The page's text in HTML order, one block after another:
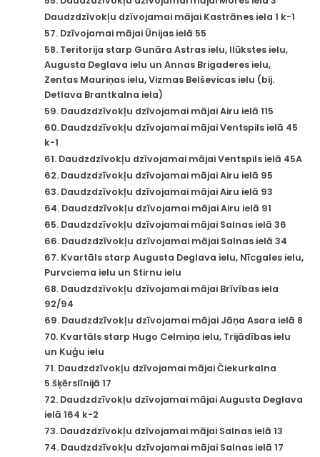
Daudzdzīvokļu dzīvojamai mājai Kastrānes iela 1 k-1
57. Dzīvojamai mājai Ūnijas ielā 55
58. Teritorija starp Gunāra Astras ielu, Ilūkstes ielu,
Augusta Deglava ielu un Annas Brigaderes ielu,
Zentas Mauriņas ielu, Vizmas Belševicas ielu (bij.
Detlava Brantkalna iela)
59. Daudzdzīvokļu dzīvojamai mājai Airu ielā 115
60. Daudzdzīvokļu dzīvojamai mājai Ventspils ielā 45
k-1
61. Daudzdzīvokļu dzīvojamai mājai Ventspils ielā 45A
62. Daudzdzīvokļu dzīvojamai mājai Airu ielā 95
63. Daudzdzīvokļu dzīvojamai mājai Airu ielā 93
64. Daudzdzīvokļu dzīvojamai mājai Airu ielā 91
65. Daudzdzīvokļu dzīvojamai mājai Salnas ielā 36
66. Daudzdzīvokļu dzīvojamai mājai Salnas ielā 34
67. Kvartāls starp Augusta Deglava ielu, Nīcgales ielu,
Purvciema ielu un Stirnu ielu
68. Daudzdzīvokļu dzīvojamai mājai Brīvības iela
92/94
69. Daudzdzīvokļu dzīvojamai mājai Jāņa Asara ielā 8
70. Kvartāls starp Hugo Celmiņa ielu, Trijādības ielu
un Kuģu ielu
71. Daudzdzīvokļu dzīvojamai mājai Čiekurkalna
5.šķērslīnijā 17
72. Daudzdzīvokļu dzīvojamai mājai Augusta Deglava
ielā 164 k-2
73. Daudzdzīvokļu dzīvojamai mājai Salnas ielā 13
74. Daudzdzīvokļu dzīvojamai mājai Salnas ielā 17